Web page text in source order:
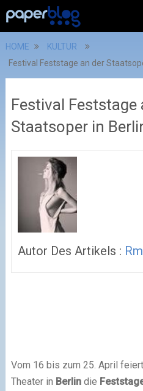
HOME
KULTUR
Festival Feststage an der
Festival Feststage
Staatsoper in
Autor Des Artikels :
Vom 16 bis zum 25. April
Theater in Berlindie